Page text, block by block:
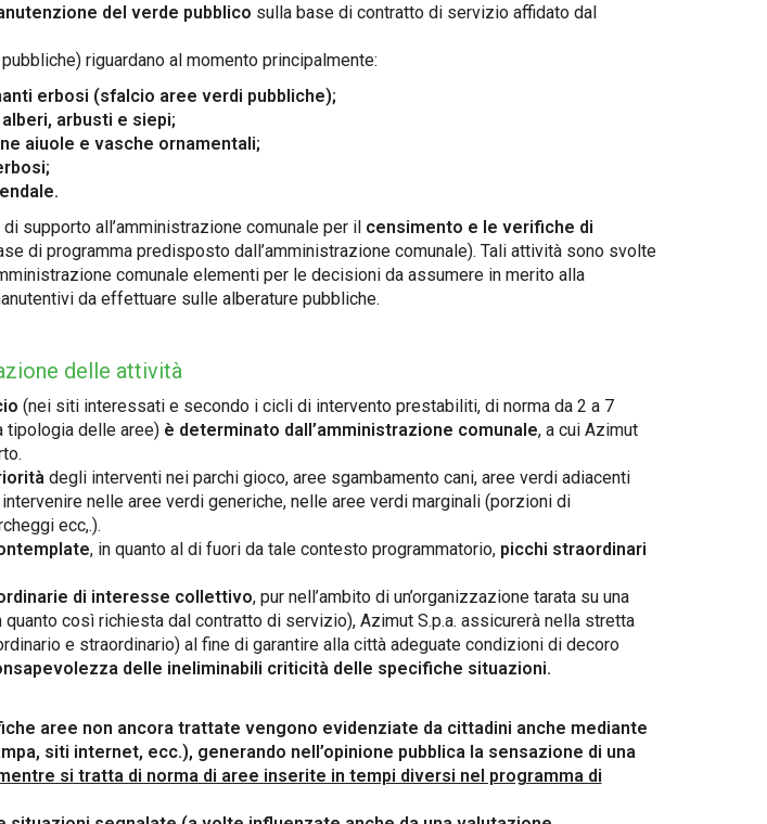
del verde pubblico sulla base di contratto di servizio affidato dal
riguardano al momento principalmente:
erbosi (sfalcio aree verdi pubbliche);
arbusti e siepi;
aiuole e vasche ornamentali;
supporto all’amministrazione comunale per il censimento e le verifiche di
di programma predisposto dall’amministrazione comunale). Tali attività sono svolte
comunale elementi per le decisioni da assumere in merito alla
da effettuare sulle alberature pubbliche.
delle attività
(nei siti interessati e secondo i cicli di intervento prestabiliti, di norma da 2 a 7
tipologia delle aree) è determinato dall’amministrazione comunale, a cui Azimut
degli interventi nei parchi gioco, aree sgambamento cani, aree verdi adiacenti
nelle aree verdi generiche, nelle aree verdi marginali (porzioni di
ecc,.).
, in quanto al di fuori da tale contesto programmatorio, picchi straordinari
di interesse collettivo, pur nell’ambito di un’organizzazione tarata su una
quanto così richiesta dal contratto di servizio), Azimut S.p.a. assicurerà nella stretta
e straordinario) al fine di garantire alla città adeguate condizioni di decoro
delle ineliminabili criticità delle specifiche situazioni.
aree non ancora trattate vengono evidenziate da cittadini anche mediante
siti internet, ecc.), generando nell’opinione pubblica la sensazione di una
si tratta di norma di aree inserite in tempi diversi nel programma di